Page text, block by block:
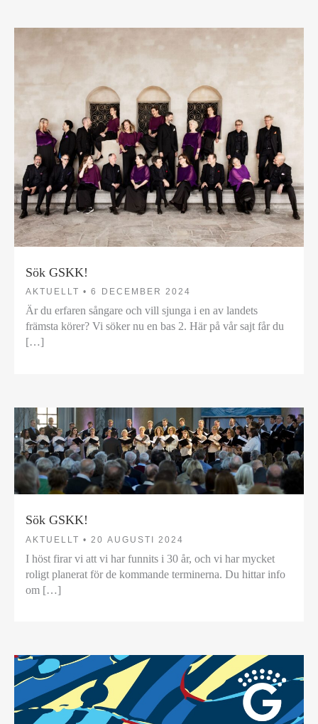
Sök GSKK!
AKTUELLT • 6 DECEMBER 2024
Är du erfaren sångare och vill sjunga i en av landets
främsta körer? Vi söker nu en bas 2. Här på vår sajt får du
[…]
Sök GSKK!
AKTUELLT • 20 AUGUSTI 2024
I höst firar vi att vi har funnits i 30 år, och vi har mycket
roligt planerat för de kommande terminerna. Du hittar info
om […]